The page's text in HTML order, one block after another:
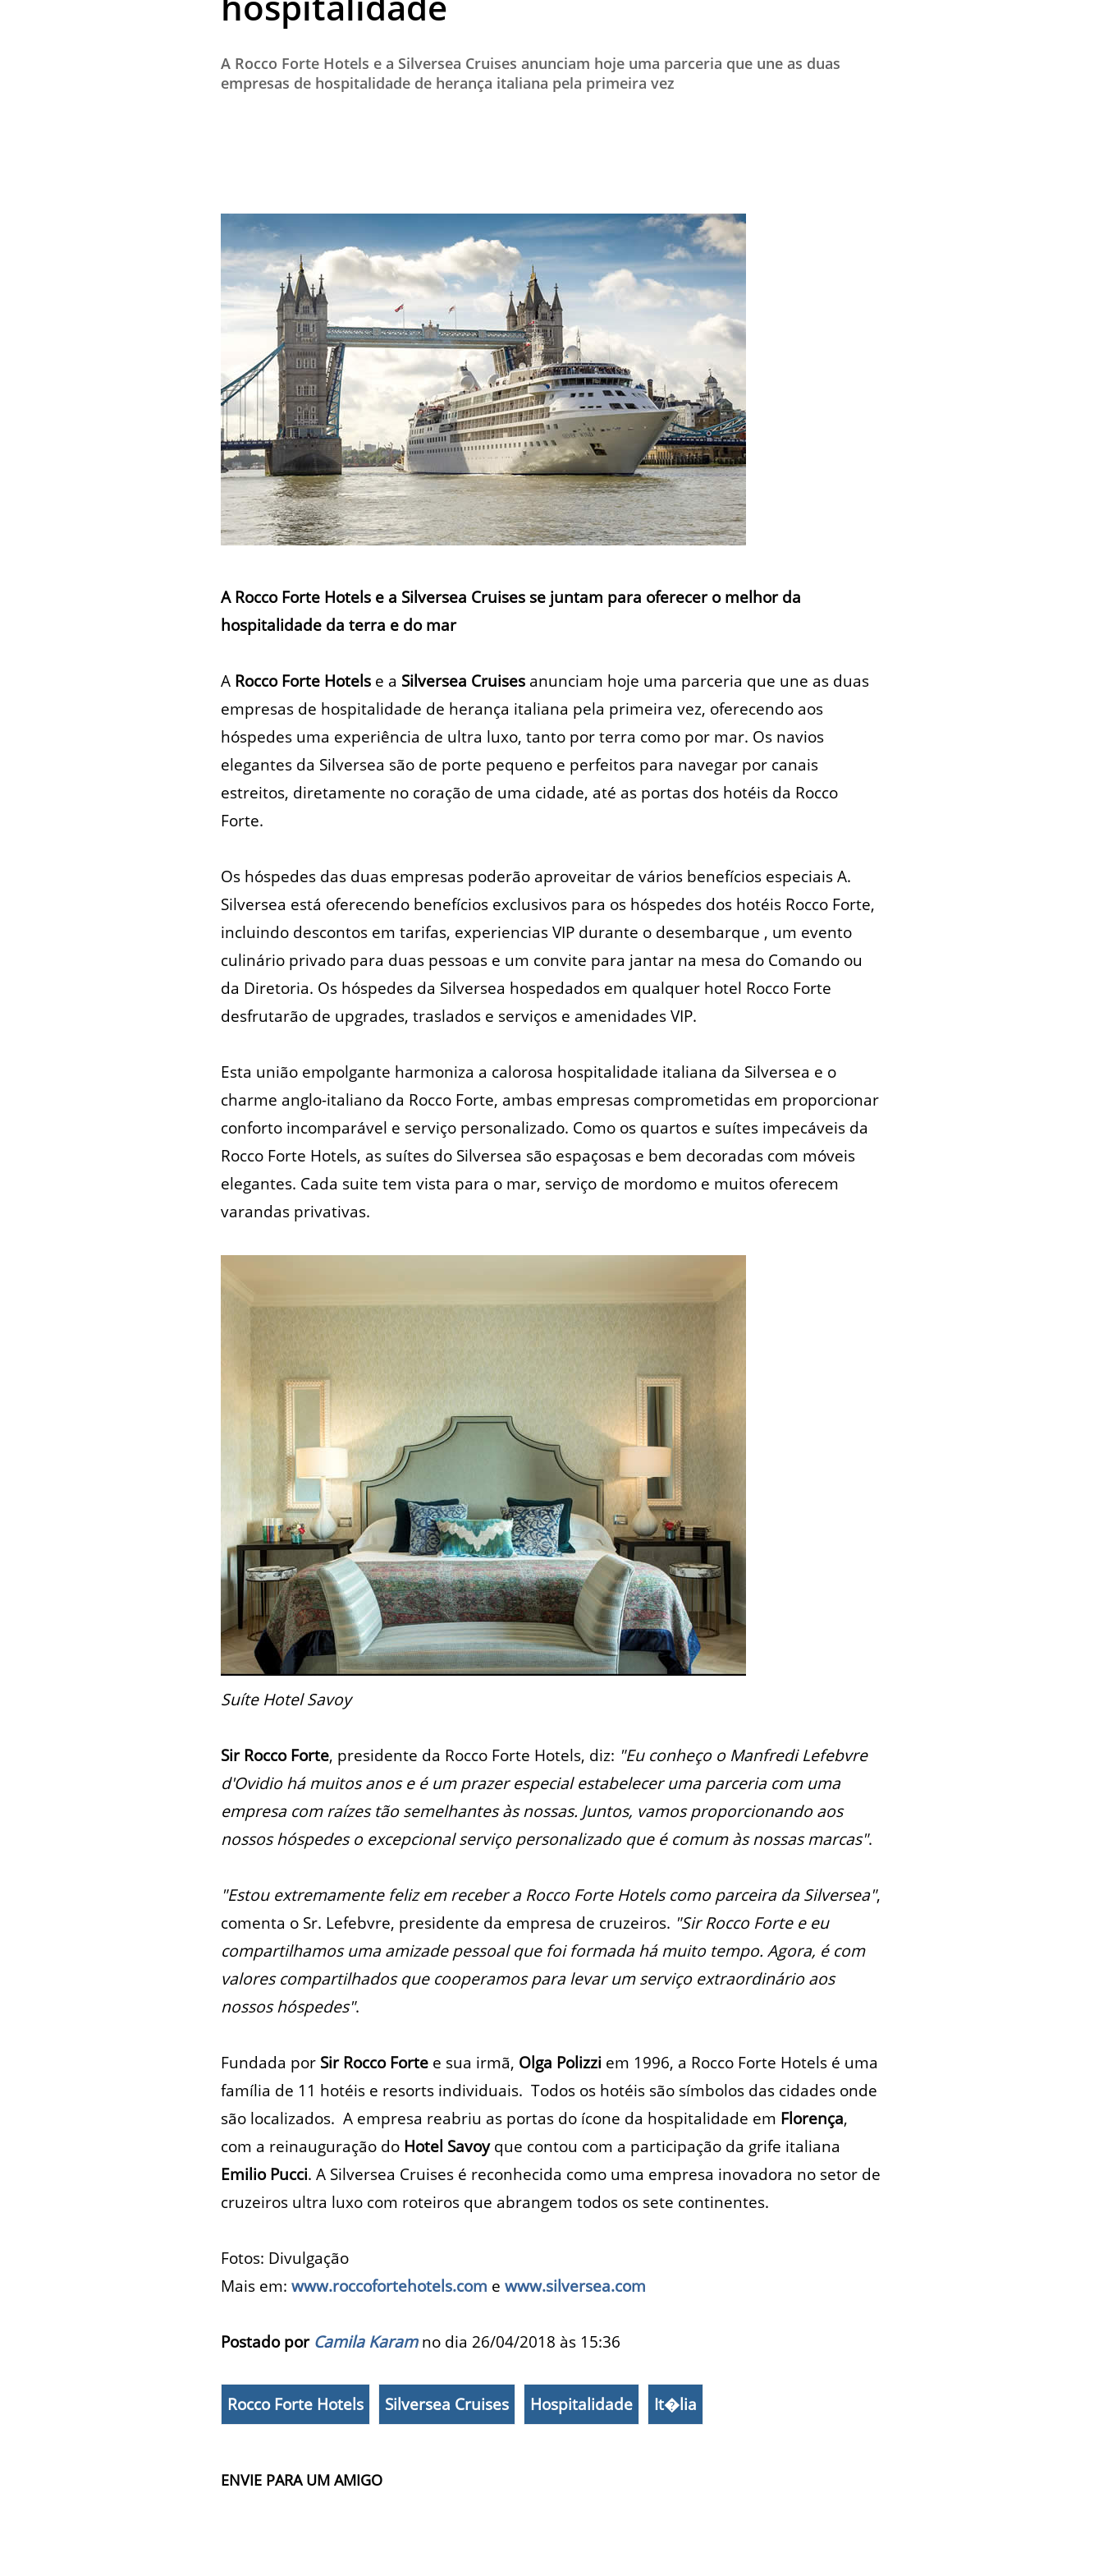
PARCEIROS
A Rocco Forte Hotels e a Silversea Cruises anunciam hoje uma parceria que une as duas
empresas de hospitalidade de herança italiana pela primeira vez
A Rocco Forte Hotels e a Silversea Cruises se juntam para oferecer o melhor da
hospitalidade da terra e do mar
A Rocco Forte Hotelse a Silversea Cruisesanunciam hoje uma parceria que une as duas
empresas de hospitalidade de herança italiana pela primeira vez, oferecendo aos
hóspedes uma experiência de ultra luxo, tanto por terra como por mar. Os navios
elegantes da Silversea são de porte pequeno e perfeitos para navegar por canais
estreitos, diretamente no coração de uma cidade, até as portas dos hotéis da Rocco
Forte.
Os hóspedes das duas empresas poderão aproveitar de vários benefícios especiais A.
Silversea está oferecendo benefícios exclusivos para os hóspedes dos hotéis Rocco Forte,
incluindo descontos em tarifas, experiencias VIP durante o desembarque , um evento
culinário privado para duas pessoas e um convite para jantar na mesa do Comando ou
da Diretoria. Os hóspedes da Silversea hospedados em qualquer hotel Rocco Forte
desfrutarão de upgrades, traslados e serviços e amenidades VIP.
Esta união empolgante harmoniza a calorosa hospitalidade italiana da Silversea e o
charme anglo-italiano da Rocco Forte, ambas empresas comprometidas em proporcionar
conforto incomparável e serviço personalizado. Como os quartos e suítes impecáveis ​​da
Rocco Forte Hotels, as suítes do Silversea são espaçosas e bem decoradas com móveis
elegantes. Cada suite tem vista para o mar, serviço de mordomo e muitos oferecem
varandas privativas.
Suíte Hotel Savoy
Sir Rocco Forte, presidente da Rocco Forte Hotels, diz: "Eu conheço o Manfredi Lefebvre
d'Ovidio há muitos anos e é um prazer especial estabelecer uma parceria com uma
empresa com raízes tão semelhantes às nossas. Juntos, vamos proporcionando aos
nossos hóspedes o excepcional serviço personalizado que é comum às nossas marcas".
"Estou extremamente feliz em receber a Rocco Forte Hotels como parceira da Silversea",
comenta o Sr. Lefebvre, presidente da empresa de cruzeiros. "Sir Rocco Forte e eu
compartilhamos uma amizade pessoal que foi formada há muito tempo. Agora, é com
valores compartilhados que cooperamos para levar um serviço extraordinário aos
nossos hóspedes".
Fundada por Sir Rocco Fortee sua irmã, Olga Polizzi em 1996, a Rocco Forte Hotels é uma
família de 11 hotéis e resorts individuais. Todos os hotéis são símbolos das cidades onde
são localizados. A empresa reabriu as portas do ícone da hospitalidade em Florença,
com a reinauguração do Hotel Savoyque contou com a participação da grife italiana
Emilio Pucci. A Silversea Cruises é reconhecida como uma empresa inovadora no setor de
cruzeiros ultra luxo com roteiros que abrangem todos os sete continentes.
Fotos: Divulgação
Mais em: www.roccofortehotels.com e www.silversea.com
Postado por Camila Karam no dia 26/04/2018 às 15:36
Rocco Forte Hotels Silversea Cruises Hospitalidade It�lia
ENVIE PARA UM AMIGO